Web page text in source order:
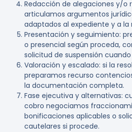
Redacción de alegaciones y/o
articulamos argumentos
adaptados al expediente y a
Presentación y seguimiento:
o presencial según proceda,
solicitud de suspensión
Valoración y escalado: si la
preparamos recurso
la documentación completa.
Fase ejecutiva y alternativas:
cobro negociamos
bonificaciones aplicables o
cautelares si procede.